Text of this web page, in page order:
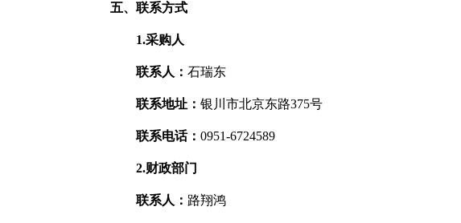
五、联系方式
1.采购人
联系人： 石瑞东
联系地址： 银川市北京东路375号
联系电话： 0951-6724589
2.财政部门
联系人： 路翔鸿